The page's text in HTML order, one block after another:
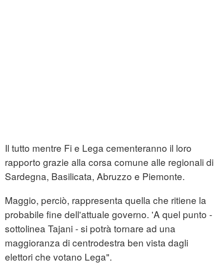
Il tutto mentre Fi e Lega cementeranno il loro
rapporto grazie alla corsa comune alle regionali di
Sardegna, Basilicata, Abruzzo e Piemonte.
Maggio, perciò, rappresenta quella che ritiene la
probabile fine dell'attuale governo. 'A quel punto -
sottolinea Tajani - si potrà tornare ad una
maggioranza di centrodestra ben vista dagli
elettori che votano Lega".